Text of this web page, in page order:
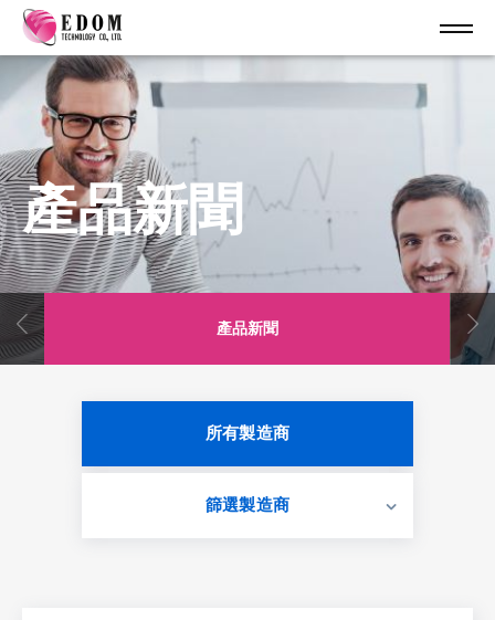
產品新聞
產品新聞
所有製造商
篩選製造商